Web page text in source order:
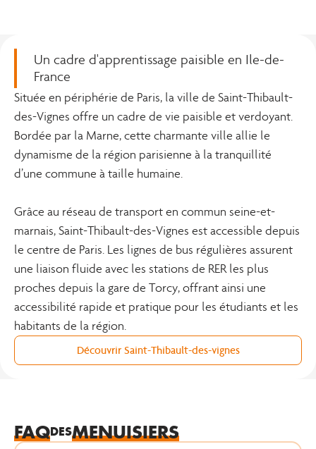
Un cadre d'apprentissage paisible en Ile-de-
France
Située en périphérie de Paris, la ville de Saint-Thibault-
des-Vignes offre un cadre de vie paisible et verdoyant.
Bordée par la Marne, cette charmante ville allie le
dynamisme de la région parisienne à la tranquillité
d’une commune à taille humaine.
Grâce au réseau de transport en commun seine-et-
marnais, Saint-Thibault-des-Vignes est accessible depuis
le centre de Paris. Les lignes de bus régulières assurent
une liaison fluide avec les stations de RER les plus
proches depuis la gare de Torcy, offrant ainsi une
accessibilité rapide et pratique pour les étudiants et les
habitants de la région.
Découvrir Saint-Thibault-des-vignes
FAQDESMENUISIERS